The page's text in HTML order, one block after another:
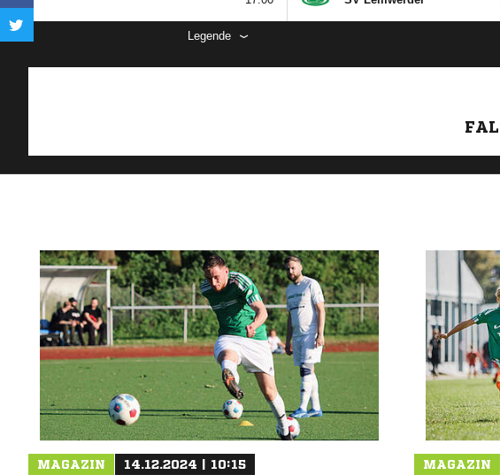
Legende
MAGAZIN 14.12.2024 | 10:15 MAGAZIN